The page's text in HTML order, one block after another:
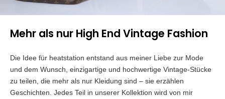
Mehr als nur High End Vintage Fashion
Die Idee für heatstation entstand aus meiner Liebe zur Mode
und dem Wunsch, einzigartige und hochwertige Vintage-Stücke
zu teilen, die mehr als nur Kleidung sind – sie erzählen
Geschichten. Jedes Teil in unserer Kollektion wird von mir